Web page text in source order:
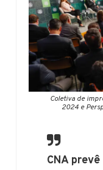
Coletiva de
2024 e
CNA